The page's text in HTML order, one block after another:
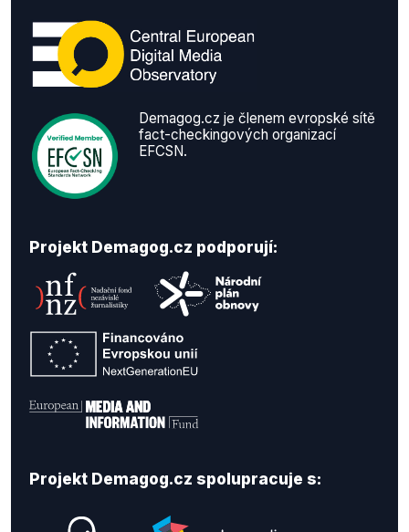
Demagog.cz je členem evropské sítě
fact-checkingových organizací
EFCSN.
Projekt Demagog.cz podporují:
Projekt Demagog.cz spolupracuje s: